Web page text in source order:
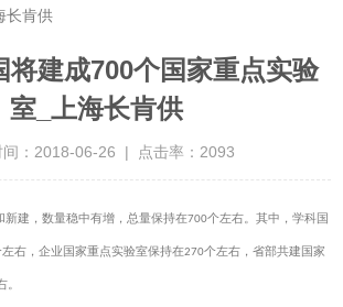
长肯供
将建成700个国家重点实验
室_上海长肯供
间：2018-06-26 | 点击率：2093
新建，数量稳中有增，总量保持在700个左右。其中，学科国
右，企业国家重点实验室保持在270个左右，省部共建国家
。